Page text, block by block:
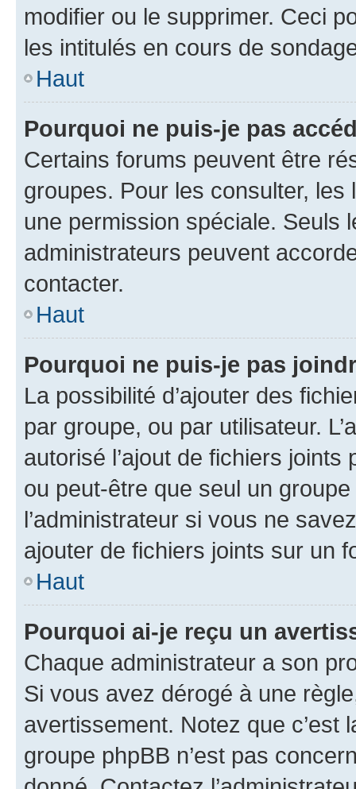
modifier ou le supprimer. Ceci
les intitulés en cours de
Haut
Pourquoi ne puis-je pas
Certains forums peuvent être
groupes. Pour les consulter,
une permission spéciale. Seuls
administrateurs peuvent
contacter.
Haut
Pourquoi ne puis-je pas
La possibilité d’ajouter des
par groupe, ou par utilisateur.
autorisé l’ajout de fichiers
ou peut-être que seul un
l’administrateur si vous ne
ajouter de fichiers joints sur un
Haut
Pourquoi ai-je reçu un
Chaque administrateur a son
Si vous avez dérogé à une
avertissement. Notez que c’est
groupe phpBB n’est pas